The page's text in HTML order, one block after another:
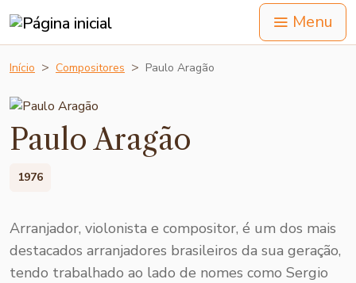
Menu
Início Compositores Paulo Aragão
Paulo Aragão
1976
Arranjador, violonista e compositor, é um dos mais
destacados arranjadores brasileiros da sua geração,
tendo trabalhado ao lado de nomes como Sergio